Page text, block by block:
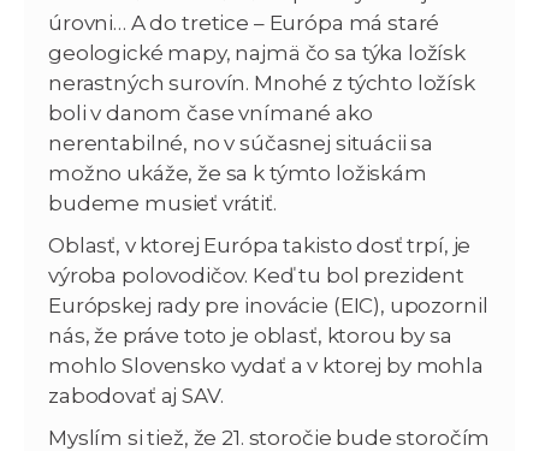
úrovni… A do tretice – Európa má staré
geologické mapy, najmä čo sa týka ložísk
nerastných surovín. Mnohé z týchto ložísk
boli v danom čase vnímané ako
nerentabilné, no v súčasnej situácii sa
možno ukáže, že sa k týmto ložiskám
budeme musieť vrátiť.
Oblasť, v ktorej Európa takisto dosť trpí, je
výroba polovodičov. Keď tu bol prezident
Európskej rady pre inovácie (EIC), upozornil
nás, že práve toto je oblasť, ktorou by sa
mohlo Slovensko vydať a v ktorej by mohla
zabodovať aj SAV.
Myslím si tiež, že 21. storočie bude storočím